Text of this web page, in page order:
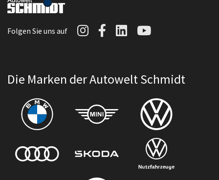
Folgen Sie uns auf Autowelt Schmidt auf
Autowelt Schmidt
AutoweltAutowelt
Die Marken der Autowelt Schmidt